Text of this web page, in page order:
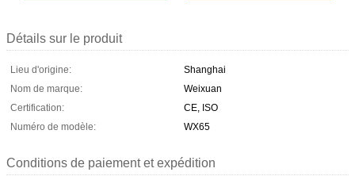
Détails sur le produit
Lieu d'origine:
Shanghai
Nom de marque:
Weixuan
Certification:
CE, ISO
Numéro de modèle:
WX65
Conditions de paiement et expédition